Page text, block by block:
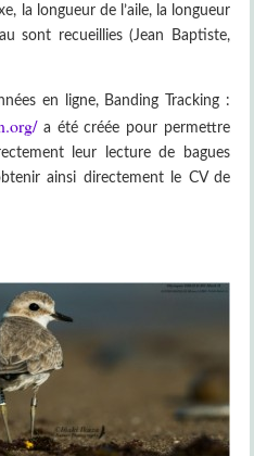
la longueur de l’aile, la longueur
sont recueillies (Jean Baptiste,
en ligne, Banding Tracking :
a été créée pour permettre
leur lecture de bagues
ainsi directement le CV de